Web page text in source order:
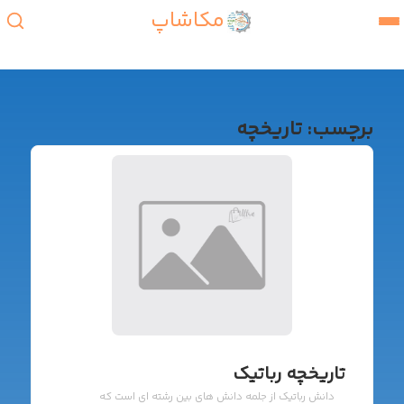
مکاشاپ
برچسب: تاریخچه
تاریخچه رباتیک
دانش رباتیک از جلمه دانش های بین رشته ای است که